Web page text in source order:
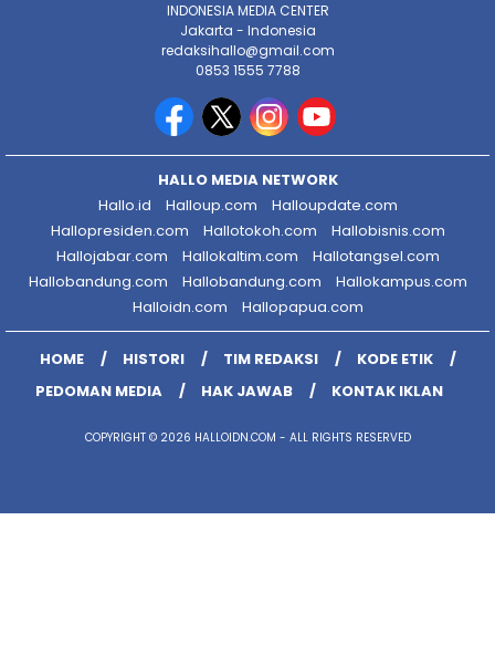
INDONESIA MEDIA CENTER
Jakarta - Indonesia
redaksihallo@gmail.com
0853 1555 7788
HALLO MEDIA NETWORK
Hallo.id
Halloup.com
Halloupdate.com
Hallopresiden.com
Hallotokoh.com
Hallobisnis.com
Hallojabar.com
Hallokaltim.com
Hallotangsel.com
Hallobandung.com
Hallobandung.com
Hallokampus.com
Halloidn.com
Hallopapua.com
HOME HISTORI TIM REDAKSI
KODE ETIK
PEDOMAN MEDIA
HAK JAWAB KONTAK IKLAN
COPYRIGHT © 2026 HALLOIDN.COM - ALL RIGHTS RESERVED